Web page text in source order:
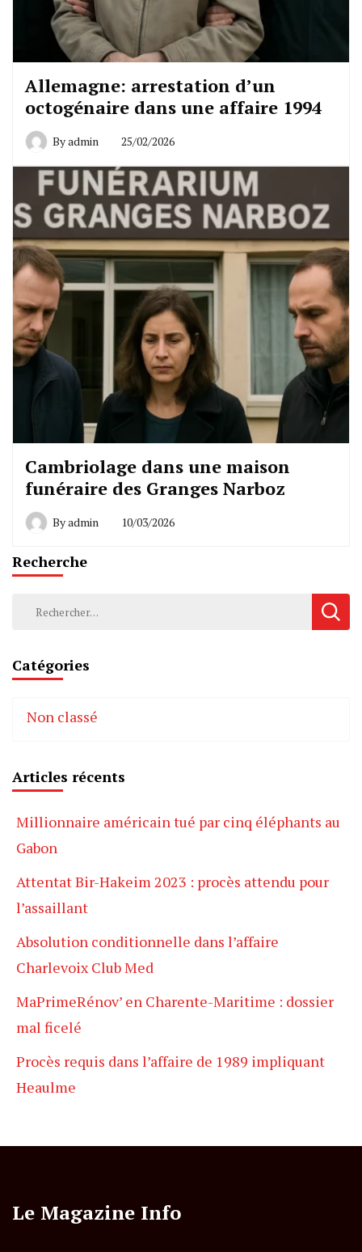
Allemagne: arrestation d’un
octogénaire dans une affaire 1994
Byadmin 25/02/2026
Cambriolage dans une maison
funéraire des Granges Narboz
Byadmin 10/03/2026
Recherche
Rechercher :
Catégories
Non classé
Articles récents
Millionnaire américain tué par cinq éléphants au
Gabon
Attentat Bir-Hakeim 2023 : procès attendu pour
l’assaillant
Absolution conditionnelle dans l’affaire
Charlevoix Club Med
MaPrimeRénov’ en Charente-Maritime : dossier
mal ficelé
Procès requis dans l’affaire de 1989 impliquant
Heaulme
Le Magazine Info